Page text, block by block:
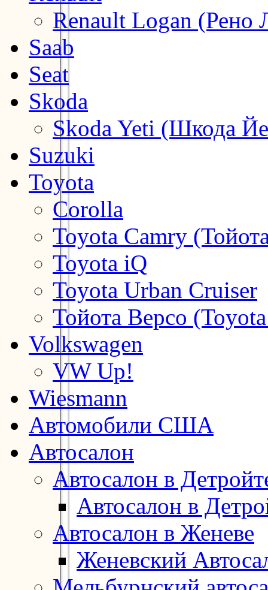
Renault Logan (Рено
Saab
Seat
Skoda
Skoda Yeti (Шкода
Suzuki
Toyota
Corolla
Toyota Camry
Toyota iQ
Toyota Urban Cruiser
Тойота Версо
Volkswagen
VW Up!
Wiesmann
Автомобили США
Автосалон
Автосалон в
Автосалон в
Автосалон в Женеве
Женевский